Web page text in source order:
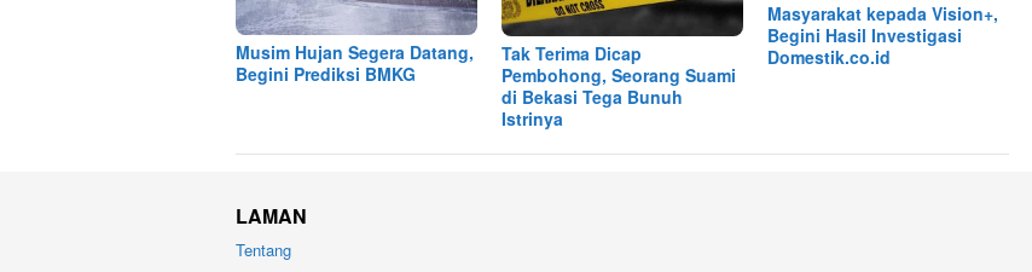
Musim Hujan Segera Datang,
Begini Prediksi BMKG
Tak Terima Dicap
Pembohong, Seorang Suami
di Bekasi Tega Bunuh
Istrinya
Masyarakat kepada Vision+,
Begini Hasil Investigasi
Domestik.co.id
LAMAN
Tentang